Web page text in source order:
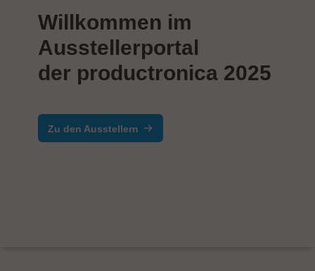
Willkommen im
Ausstellerportal
der productronica 2025
Zu den Ausstellern